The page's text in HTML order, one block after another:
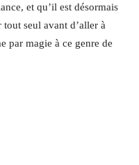
et qu’il est désormais
seul avant d’aller à
par magie à ce genre de